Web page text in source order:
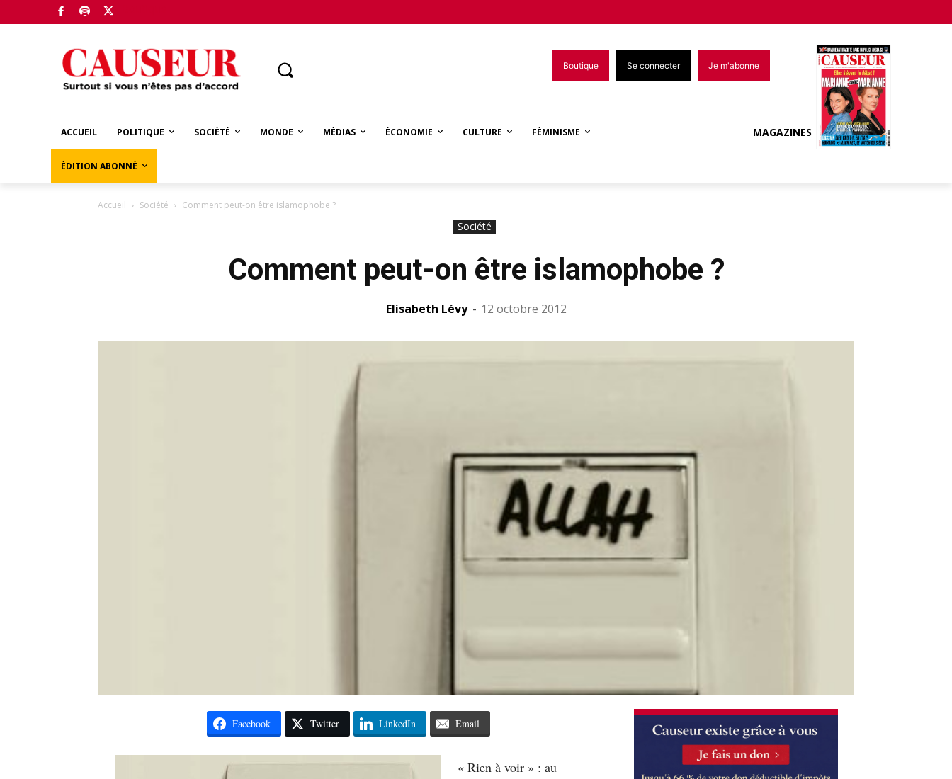
Boutique Se connecter Je m'abonne
ACCUEIL POLITIQUE SOCIÉTÉ MONDE MÉDIAS ÉCONOMIE CULTURE FÉMINISME
ÉDITION ABONNÉ
MAGAZINES
Accueil Société Comment peut-on être islamophobe ?
Société
Comment peut-on être islamophobe ?
Elisabeth Lévy - 12 octobre 2012
Facebook Twitter LinkedIn Email
« Rien à voir » : au